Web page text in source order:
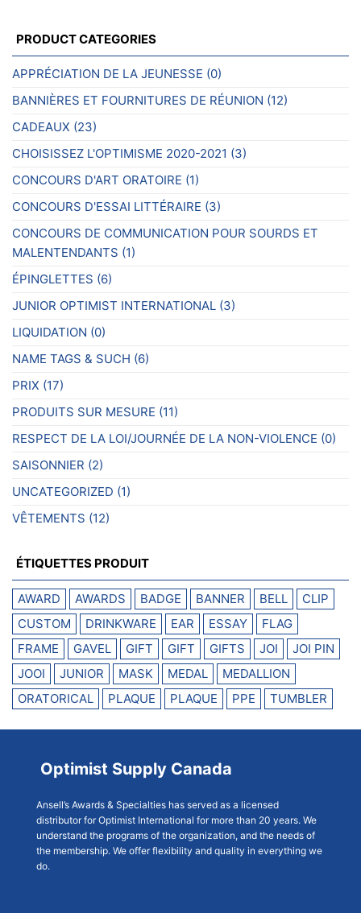
choisies
la
du
PRODUCT CATEGORIES
APPRÉCIATION DE LA JEUNESSE (0)
BANNIÈRES ET FOURNITURES DE RÉUNION (12)
CADEAUX (23)
CHOISISSEZ L'OPTIMISME 2020-2021 (3)
CONCOURS D'ART ORATOIRE (1)
CONCOURS D'ESSAI LITTÉRAIRE (3)
CONCOURS DE COMMUNICATION POUR SOURDS ET
MALENTENDANTS (1)
ÉPINGLETTES (6)
JUNIOR OPTIMIST INTERNATIONAL (3)
LIQUIDATION (0)
NAME TAGS & SUCH (6)
PRIX (17)
PRODUITS SUR MESURE (11)
RESPECT DE LA LOI/JOURNÉE DE LA NON-VIOLENCE (0)
SAISONNIER (2)
UNCATEGORIZED (1)
VÊTEMENTS (12)
ÉTIQUETTES PRODUIT
AWARD AWARDS BADGE BANNER BELL
CLIP
CUSTOM
DRINKWARE EAR ESSAY
FLAG
FRAME
GAVEL GIFT GIFT GIFTS JOI
JOI PIN
JOOI
JUNIOR MASK MEDAL
MEDALLION
ORATORICAL
PLAQUE PLAQUE PPE TUMBLER
Optimist Supply Canada
Ansell’s Awards & Specialties has served as a licensed
distributor for Optimist International for more than 20 years. We
understand the programs of the organization, and the needs of
the membership. We offer flexibility and quality in everything we
do.